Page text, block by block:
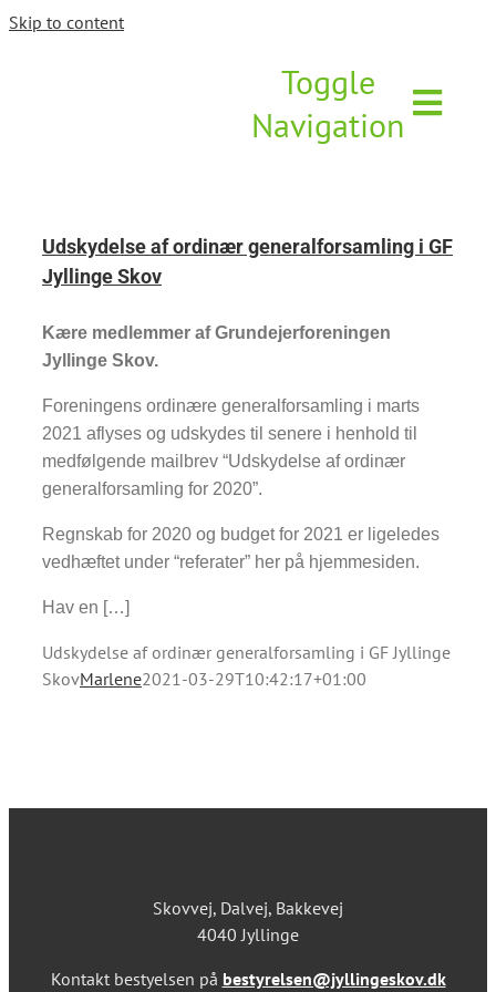
Skip to content
Toggle
Navigation
Bestyrelsen
Generalforsamlinger
Om Jyllinge Skov
Udskydelse af ordinær generalforsamling i GF
Jyllinge Skov
Kære medlemmer af Grundejerforeningen
Jyllinge Skov.
Foreningens ordinære generalforsamling i marts
2021 aflyses og udskydes til senere i henhold til
medfølgende mailbrev “Udskydelse af ordinær
generalforsamling for 2020”.
Regnskab for 2020 og budget for 2021 er ligeledes
vedhæftet under “referater” her på hjemmesiden.
Hav en […]
Udskydelse af ordinær generalforsamling i GF Jyllinge
SkovMarlene2021-03-29T10:42:17+01:00
Skovvej, Dalvej, Bakkevej
4040 Jyllinge
Kontakt bestyelsen på bestyrelsen@jyllingeskov.dk